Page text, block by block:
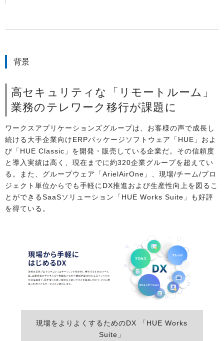
背景
高セキュリティな「リモートルーム」
業務のテレワーク移行が課題に
ワークスアプリケーションズグループは、お客様の声で成長し
続ける大手企業向けERPパッケージソフトウェア「HUE」およ
び「HUE Classic」を開発・販売している企業だ。その信頼度
と導入実績は高く、現在までに約320企業グループを超えてい
る。また、グループウェア「ArielAirOne」、現場/チーム/プロ
ジェクト単位からでも手軽にDX推進および生産性向上を図るこ
とができるSaaSソリューション「HUE Works Suite」も好評
を得ている。
現場をよりよくするためのDX 「HUE Works
Suite」